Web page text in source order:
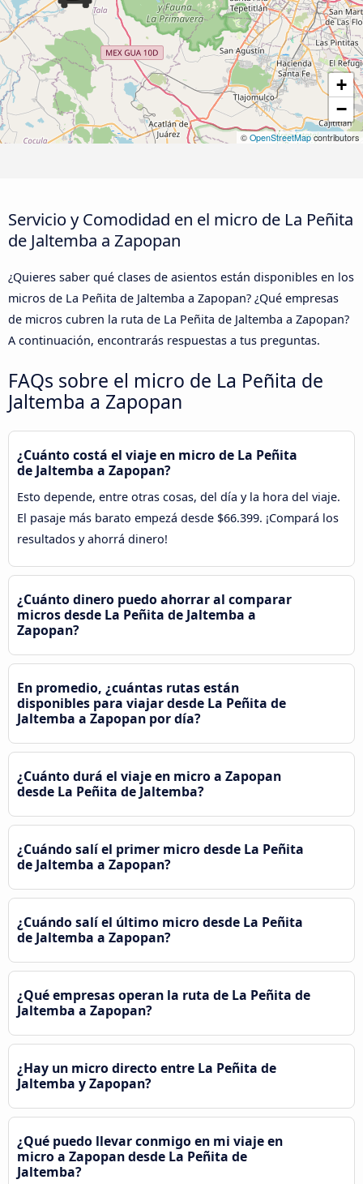
+
−
© OpenStreetMapcontributors
Servicio y Comodidad en el micro de La Peñita
de Jaltemba a Zapopan
¿Quieres saber qué clases de asientos están disponibles en los
micros de La Peñita de Jaltemba a Zapopan? ¿Qué empresas
de micros cubren la ruta de La Peñita de Jaltemba a Zapopan?
A continuación, encontrarás respuestas a tus preguntas.
FAQs sobre el micro de La Peñita de
Jaltemba a Zapopan
¿Cuánto costá el viaje en micro de La Peñita
de Jaltemba a Zapopan?
Esto depende, entre otras cosas, del día y la hora del viaje.
El pasaje más barato empezá desde $66.399. ¡Compará los
resultados y ahorrá dinero!
¿Cuánto dinero puedo ahorrar al comparar
micros desde La Peñita de Jaltemba a
Zapopan?
En promedio, ¿cuántas rutas están
disponibles para viajar desde La Peñita de
Jaltemba a Zapopan por día?
¿Cuánto durá el viaje en micro a Zapopan
desde La Peñita de Jaltemba?
¿Cuándo salí el primer micro desde La Peñita
de Jaltemba a Zapopan?
¿Cuándo salí el último micro desde La Peñita
de Jaltemba a Zapopan?
¿Qué empresas operan la ruta de La Peñita de
Jaltemba a Zapopan?
¿Hay un micro directo entre La Peñita de
Jaltemba y Zapopan?
¿Qué puedo llevar conmigo en mi viaje en
micro a Zapopan desde La Peñita de
Jaltemba?